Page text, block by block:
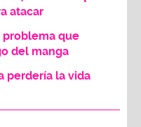
atacar
problema que
del manga
perdería la vida